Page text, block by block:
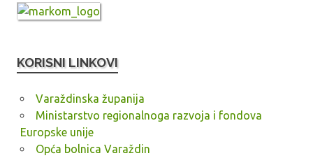
KORISNI LINKOVI
Varaždinska županija
Ministarstvo regionalnoga razvoja i fondova
Europske unije
Opća bolnica Varaždin